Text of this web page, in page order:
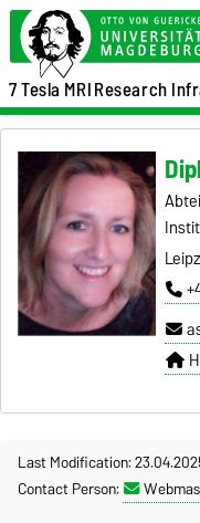
7 Tesla MRIResearch
Last Modification:
Contact Person: